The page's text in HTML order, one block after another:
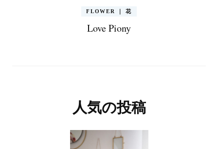
FLOWER ｜ 花
Love Piony
人気の投稿